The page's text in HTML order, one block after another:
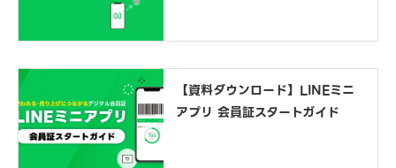
【資料ダウンロード】LINEミニ
アプリ 会員証スタートガイド